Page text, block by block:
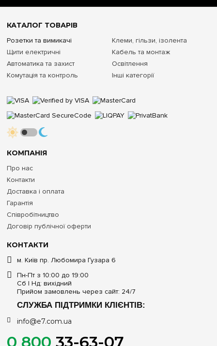
КОНТАКТИ
м. Київ пр. Любомира Гузара 6
Пн-Пт з 10:00 до 19:00
Сб | Нд: вихідний
Прийом замовлень через сайт: 24/7
СЛУЖБА ПІДТРИМКИ КЛІЄНТІВ:
info@e7.com.ua
0 800 33-63-07
КОМПАНІЯ
Про нас
Контакти
Доставка і оплата
Гарантія
Співробітництво
Договір публічної оферти
КАТАЛОГ ТОВАРІВ
Розетки та вимикачі
Щити електричні
Автоматика та захист
Комутація та контроль
Клеми, гільзи, ізолента
Кабель та монтаж
Освітлення
Інші категорії